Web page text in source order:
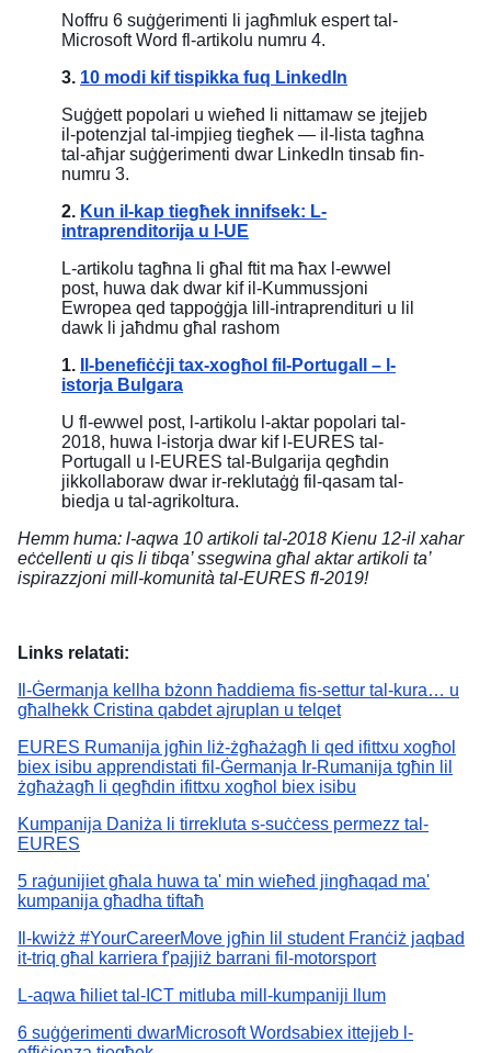
Noffru 6 suġġerimenti li jagħmluk espert tal-
Microsoft Word fl-artikolu numru 4.
3. 10 modi kif tispikka fuq LinkedIn
Suġġett popolari u wieħed li nittamaw se jtejjeb
il-potenzjal tal-impjieg tiegħek — il-lista tagħna
tal-aħjar suġġerimenti dwar LinkedIn tinsab fin-
numru 3.
2. Kun il-kap tiegħek innifsek: L-
intraprenditorija u l-UE
L-artikolu tagħna li għal ftit ma ħax l-ewwel
post, huwa dak dwar kif il-Kummussjoni
Ewropea qed tappoġġja lill-intraprendituri u lil
dawk li jaħdmu għal rashom
1.
Il-benefiċċji tax-xogħol fil-Portugall – l-
istorja Bulgara
U fl-ewwel post, l-artikolu l-aktar popolari tal-
2018, huwa l-istorja dwar kif l-EURES tal-
Portugall u l-EURES tal-Bulgarija qegħdin
jikkollaboraw dwar ir-reklutaġġ fil-qasam tal-
biedja u tal-agrikoltura.
Hemm huma: l-aqwa 10 artikoli tal-2018 Kienu 12-il xahar
eċċellenti u qis li tibqa’ ssegwina għal aktar artikoli ta’
ispirazzjoni mill-komunità tal-EURES fl-2019!
Links relatati:
Il-Ġermanja kellha bżonn ħaddiema fis-settur tal-kura… u
għalhekk Cristina qabdet ajruplan u telqet
EURES Rumanija jgħin liż-żgħażagħ li qed ifittxu xogħol
biex isibu apprendistati fil-Ġermanja Ir-Rumanija tgħin lil
żgħażagħ li qegħdin ifittxu xogħol biex isibu
Kumpanija Daniża li tirrekluta s-suċċess permezz tal-
EURES
5 raġunijiet għala huwa ta' min wieħed jingħaqad ma'
kumpanija għadha tiftaħ
Il-kwiżż #YourCareerMove jgħin lil student Franċiż jaqbad
it-triq għal karriera f'pajjiż barrani fil-motorsport
L-aqwa ħiliet tal-ICT mitluba mill-kumpaniji llum
6 suġġerimenti dwarMicrosoft Wordsabiex ittejjeb l-